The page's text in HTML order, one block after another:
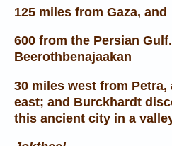
125 miles from Gaza, and
600 from the Persian
Beerothbenajaakan
30 miles west from
east; and Burckhardt
this ancient city in a